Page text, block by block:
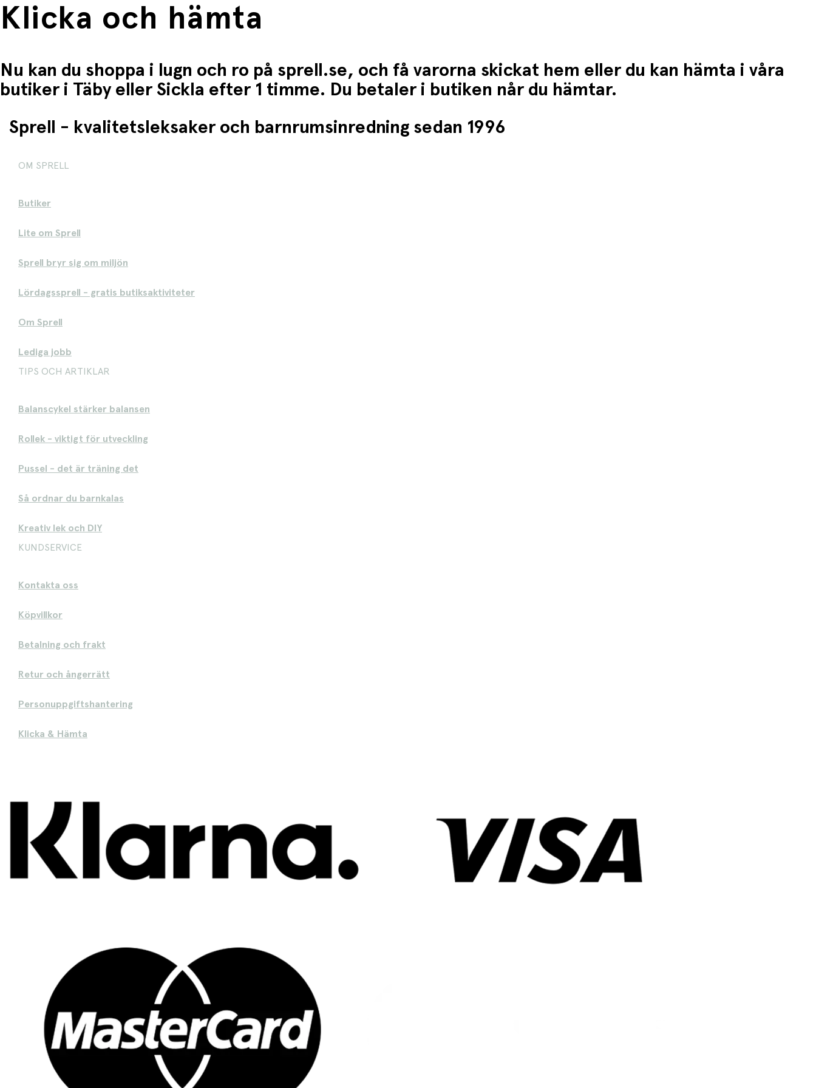
Klicka och hämta
Nu kan du shoppa i lugn och ro på sprell.se, och få varorna skickat hem eller du kan hämta i våra
butiker i Täby eller Sickla efter 1 timme. Du betaler i butiken når du hämtar.
Sprell - kvalitetsleksaker och barnrumsinredning sedan 1996
OM SPRELL
Butiker
Lite om Sprell
Sprell bryr sig om miljön
Lördagssprell - gratis butiksaktiviteter
Om Sprell
Lediga jobb
TIPS OCH ARTIKLAR
Balanscykel stärker balansen
Rollek - viktigt för utveckling
Pussel - det är träning det
Så ordnar du barnkalas
Kreativ lek och DIY
KUNDSERVICE
Kontakta oss
Köpvillkor
Betalning och frakt
Retur och ångerrätt
Personuppgiftshantering
Klicka & Hämta